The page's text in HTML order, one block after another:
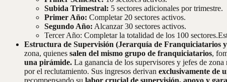
Subida Trimestral: 5 sectores adicionales por trimestre.
Primer Año: Completar 20 sectores activos.
Segundo Año: Alcanzar 30 sectores activos.
Tercer Año: Completar la totalidad de los 100
Estructura de Supervisión (Jerarquía de Franquiciatarios
zona, quienes salen del mismo grupo de franquiciatarios,
una pirámide. La ganancia de los supervisores y jefes de
por el reclutamiento. Sus ingresos derivan exclusivamente de